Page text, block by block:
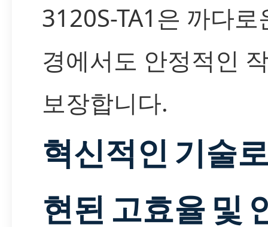
3120S-TA1은 까다로
경에서도 안정적인
보장합니다.
혁신적인 기술
현된 고효율 및